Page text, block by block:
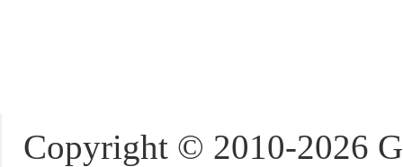
Copyright © 2010-2026